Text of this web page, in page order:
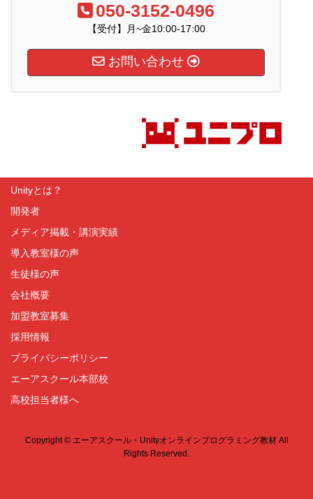
050-3152-0496
【受付】月~金10:00-17:00
お問い合わせ
Unityとは？
開発者
メディア掲載・講演実績
導入教室様の声
生徒様の声
会社概要
加盟教室募集
採用情報
プライバシーポリシー
エーアスクール本部校
高校担当者様へ
Copyright © エーアスクール・Unityオンラインプログラミング教材 All
Rights Reserved.